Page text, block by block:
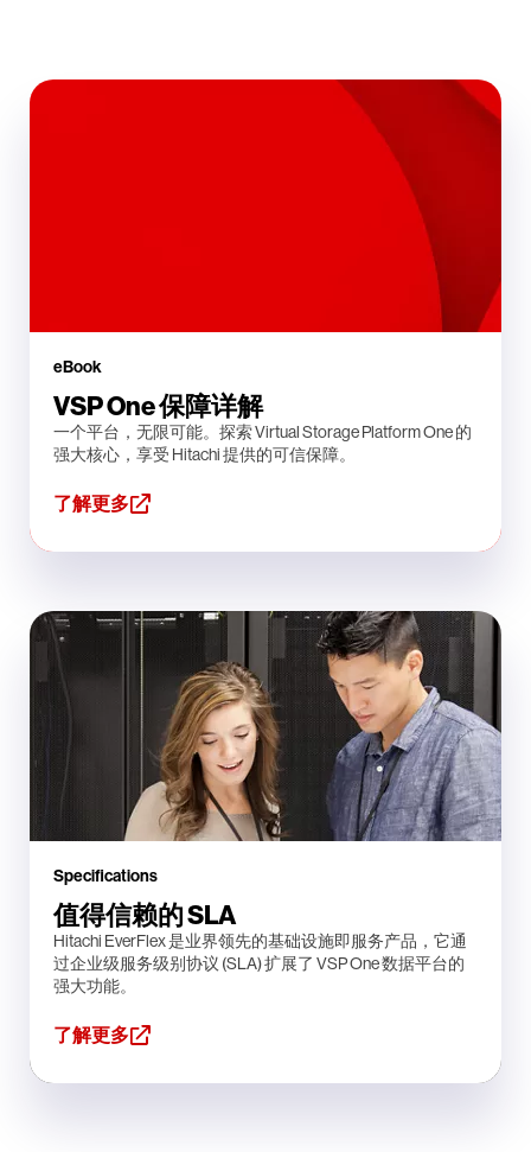
eBook
VSP One 保障详解
一个平台，无限可能。探索 Virtual Storage Platform One 的
强大核心，享受 Hitachi 提供的可信保障。
了解更多
Specifications
值得信赖的 SLA
Hitachi EverFlex 是业界领先的基础设施即服务产品，它通
过企业级服务级别协议 (SLA) 扩展了 VSP One 数据平台的
强大功能。
了解更多